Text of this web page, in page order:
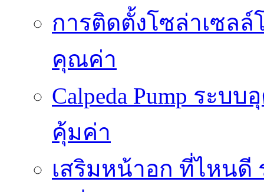
การติดตั้งโซล่าเซลล์
คุณค่า
Calpeda Pump ระบ
คุ้มค่า
เสริมหน้าอก ที่ไหนดี